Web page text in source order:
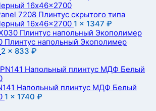
7208 Плинтус скрытого типа
16x46x2700 1 × 1347 ₽
Плинтус напольный Экополимер
2 × 833 ₽
Напольный плинтус МДФ Белый
1 × 1740 ₽